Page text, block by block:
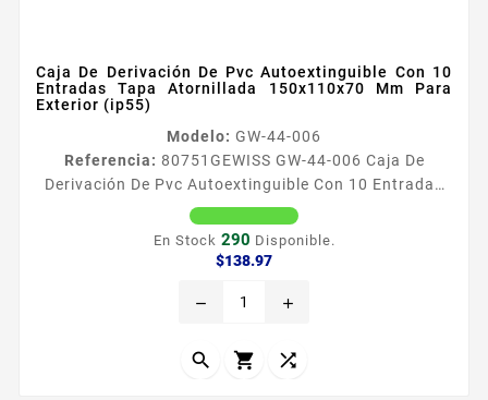
Caja De Derivación De Pvc Autoextinguible Con 10
Entradas Tapa Atornillada 150x110x70 Mm Para
Exterior (ip55)
Modelo: GW-44-006
Referencia: 80751 GEWISS GW-44-006 Caja De
Derivación De Pvc Autoextinguible Con 10 Entradas
Tapa Atornillada 150x110x70 Mm Para Exterior
(ip55) Caracteriacutesticas Generales Caja de PVC
autoextinguible libre de haloacutegenos Dimensiones
Profundidad Nuacutemero de entradas 10
de proteccioacuten IP55 Resistencia de impacto...
En Stock 290 Disponible.
$138.97Precio
remove add
  